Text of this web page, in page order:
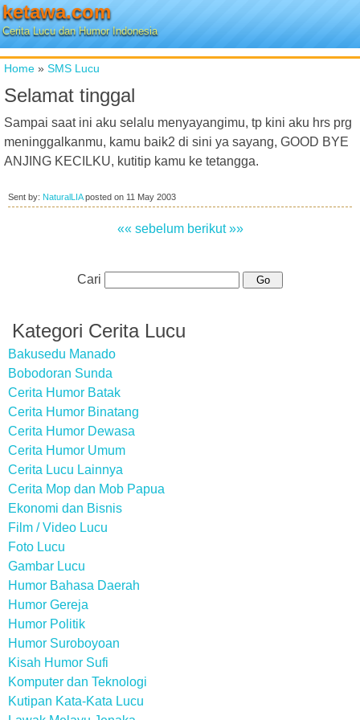
ketawa.com
Cerita Lucu dan Humor Indonesia
Home » SMS Lucu
Selamat tinggal
Sampai saat ini aku selalu menyayangimu, tp kini aku hrs prg
meninggalkanmu, kamu baik2 di sini ya sayang, GOOD BYE
ANJING KECILKU, kutitip kamu ke tetangga.
Sent by: NaturalLIAposted on 11 May 2003
«« sebelum berikut »»
Cari
Kategori Cerita Lucu
Bakusedu Manado
Bobodoran Sunda
Cerita Humor Batak
Cerita Humor Binatang
Cerita Humor Dewasa
Cerita Humor Umum
Cerita Lucu Lainnya
Cerita Mop dan Mob Papua
Ekonomi dan Bisnis
Film / Video Lucu
Foto Lucu
Gambar Lucu
Humor Bahasa Daerah
Humor Gereja
Humor Politik
Humor Suroboyoan
Kisah Humor Sufi
Komputer dan Teknologi
Kutipan Kata-Kata Lucu